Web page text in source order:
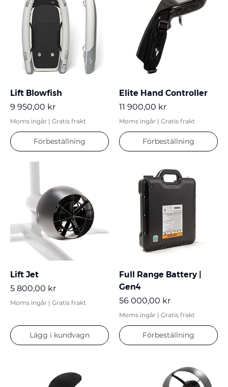
Lift Blowfish
Pris
9 950,00 kr
Moms ingår | Gratis frakt
Förbeställning
Elite Hand Controller
Pris
11 900,00 kr
Moms ingår | Gratis frakt
Förbeställning
Lift Jet
Pris
5 800,00 kr
Moms ingår | Gratis frakt
Lägg i kundvagn
Full Range Battery |
Gen4
Pris
56 000,00 kr
Moms ingår | Gratis frakt
Förbeställning